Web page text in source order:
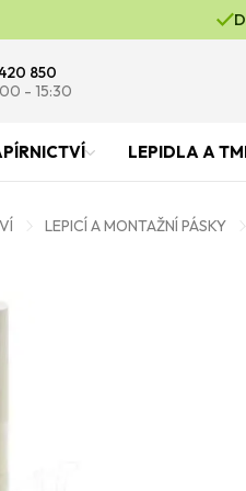
850
- 15:30
LEPIDLA A
LEPICÍ A MONTAŽNÍ PÁSKY